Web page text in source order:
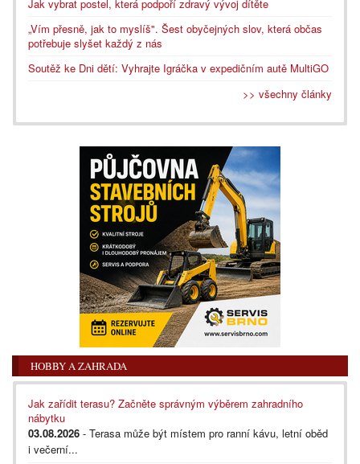
Jak vybrat postel, která podpoří zdravý vývoj dítěte
„Vím přesně, jak to myslíš". Šest obyčejných slov, která občas
potřebuje slyšet každý z nás
Soutěž ke Dni dětí: Vyhrajte Igráčka v expedičním autě MultiGO
>> všechny články
HOBBY A ZAHRADA
Jak zařídit terasu? Začněte správným výběrem zahradního
nábytku
03.08.2026 - Terasa může být místem pro ranní kávu, letní oběd
i večerní...